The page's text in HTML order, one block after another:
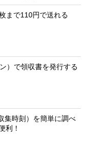
まで110円で送れる
）で領収書を発行する
集時刻）を簡単に調べ
利！